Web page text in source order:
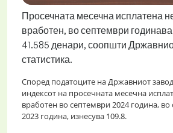
Просечната месечна исплатена
вработен, во септември
41.585 денари, соопшти
статистика.
Според податоците на Државниот завод
индексот на просечната месечна
вработен во септември 2024 година,
2023 година, изнесува 109.8.